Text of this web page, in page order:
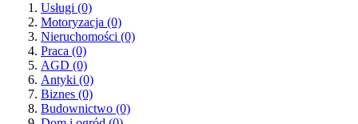
Usługi (0)
Motoryzacja (0)
Nieruchomości (0)
Praca (0)
AGD (0)
Antyki (0)
Biznes (0)
Budownictwo (0)